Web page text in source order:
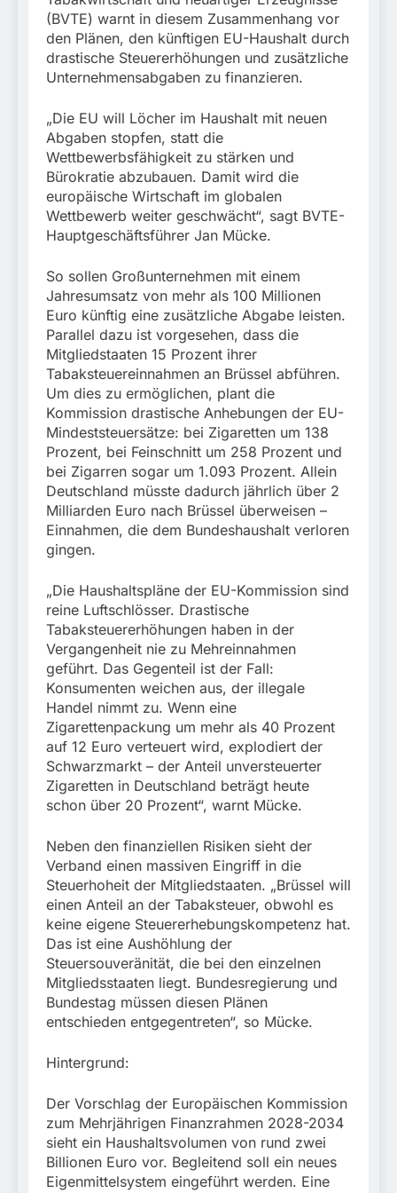
führt zur Sicherstellung
unversteuerter Zigaretten
und Einleitung eines
Steuerstrafverfahrens
Kraftfahrzeug über die
Grenze
eingereist/Bundespolizei
stellt Auto sicher
3. August 2026
(BVTE) warnt in diesem Zusammenhang vor
den Plänen, den künftigen EU-Haushalt durch
drastische Steuererhöhungen und zusätzliche
Unternehmensabgaben zu finanzieren.
„Die EU will Löcher im Haushalt mit neuen
Abgaben stopfen, statt die
Wettbewerbsfähigkeit zu stärken und
Bürokratie abzubauen. Damit wird die
europäische Wirtschaft im globalen
Wettbewerb weiter geschwächt“, sagt BVTE-
Hauptgeschäftsführer Jan Mücke.
So sollen Großunternehmen mit einem
Jahresumsatz von mehr als 100 Millionen
Euro künftig eine zusätzliche Abgabe leisten.
Parallel dazu ist vorgesehen, dass die
Mitgliedstaaten 15 Prozent ihrer
Tabaksteuereinnahmen an Brüssel abführen.
Um dies zu ermöglichen, plant die
Kommission drastische Anhebungen der EU-
Mindeststeuersätze: bei Zigaretten um 138
Prozent, bei Feinschnitt um 258 Prozent und
bei Zigarren sogar um 1.093 Prozent. Allein
Deutschland müsste dadurch jährlich über 2
Milliarden Euro nach Brüssel überweisen –
Einnahmen, die dem Bundeshaushalt verloren
gingen.
„Die Haushaltspläne der EU-Kommission sind
reine Luftschlösser. Drastische
Tabaksteuererhöhungen haben in der
Vergangenheit nie zu Mehreinnahmen
geführt. Das Gegenteil ist der Fall:
Konsumenten weichen aus, der illegale
Handel nimmt zu. Wenn eine
Zigarettenpackung um mehr als 40 Prozent
auf 12 Euro verteuert wird, explodiert der
Schwarzmarkt – der Anteil unversteuerter
Zigaretten in Deutschland beträgt heute
schon über 20 Prozent“, warnt Mücke.
Neben den finanziellen Risiken sieht der
Verband einen massiven Eingriff in die
Steuerhoheit der Mitgliedstaaten. „Brüssel will
einen Anteil an der Tabaksteuer, obwohl es
keine eigene Steuererhebungskompetenz hat.
Das ist eine Aushöhlung der
Steuersouveränität, die bei den einzelnen
Mitgliedsstaaten liegt. Bundesregierung und
Bundestag müssen diesen Plänen
entschieden entgegentreten“, so Mücke.
Hintergrund:
Der Vorschlag der Europäischen Kommission
zum Mehrjährigen Finanzrahmen 2028-2034
sieht ein Haushaltsvolumen von rund zwei
Billionen Euro vor. Begleitend soll ein neues
Eigenmittelsystem eingeführt werden. Eine